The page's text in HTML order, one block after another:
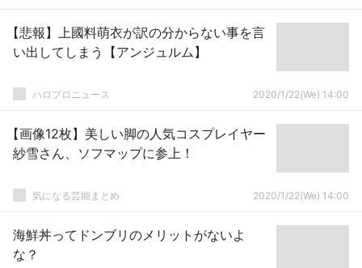
【悲報】上國料萌衣が訳の分からない事を言
い出してしまう【アンジュルム】
ハロプロニュース 2020/1/22(We) 14:00
【画像12枚】美しい脚の人気コスプレイヤー
紗雪さん、ソフマップに参上！
気になる芸能まとめ 2020/1/22(We) 14:00
海鮮丼ってドンブリのメリットがないよ
な？